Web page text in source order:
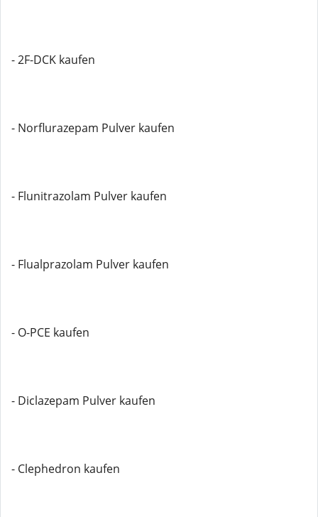
- 2F-DCK kaufen
- Norflurazepam Pulver kaufen
- Flunitrazolam Pulver kaufen
- Flualprazolam Pulver kaufen
- O-PCE kaufen
- Diclazepam Pulver kaufen
- Clephedron kaufen